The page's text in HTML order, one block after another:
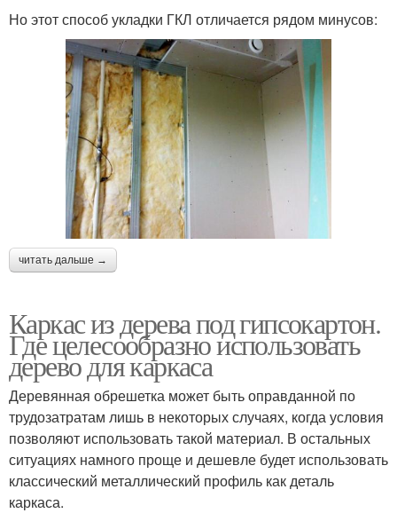
Но этот способ укладки ГКЛ отличается рядом минусов:
читать дальше →
Каркас из дерева под гипсокартон.
Где целесообразно использовать
дерево для каркаса
Деревянная обрешетка может быть оправданной по
трудозатратам лишь в некоторых случаях, когда условия
позволяют использовать такой материал. В остальных
ситуациях намного проще и дешевле будет использовать
классический металлический профиль как деталь
каркаса.